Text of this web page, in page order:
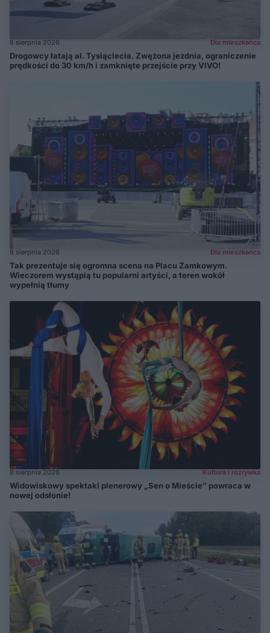
8 sierpnia 2026 Dla mieszkańca
Drogowcy łatają al. Tysiąclecia. Zwężona jezdnia, ograniczenie
prędkości do 30 km/h i zamknięte przejście przy VIVO!
8 sierpnia 2026 Dla mieszkańca
Tak prezentuje się ogromna scena na Placu Zamkowym.
Wieczorem wystąpią tu popularni artyści, a teren wokół
wypełnią tłumy
8 sierpnia 2026 Kultura i rozrywka
Widowiskowy spektakl plenerowy „Sen o Mieście” powraca w
nowej odsłonie!